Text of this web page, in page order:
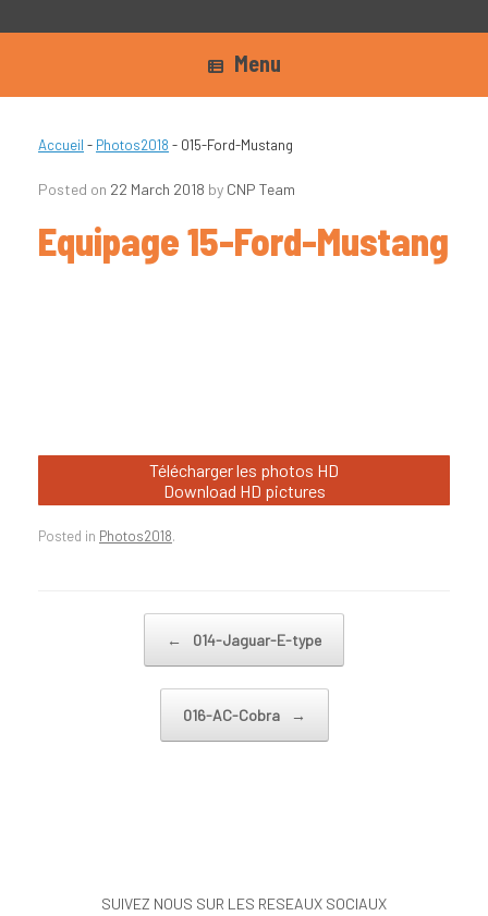
Menu
Accueil - Photos2018 - 015-Ford-Mustang
Posted on 22 March 2018 by CNP Team
Equipage 15-Ford-Mustang
Télécharger les photos HD
Download HD pictures
Posted in Photos2018.
← 014-Jaguar-E-type
016-AC-Cobra →
SUIVEZ NOUS SUR LES RESEAUX SOCIAUX